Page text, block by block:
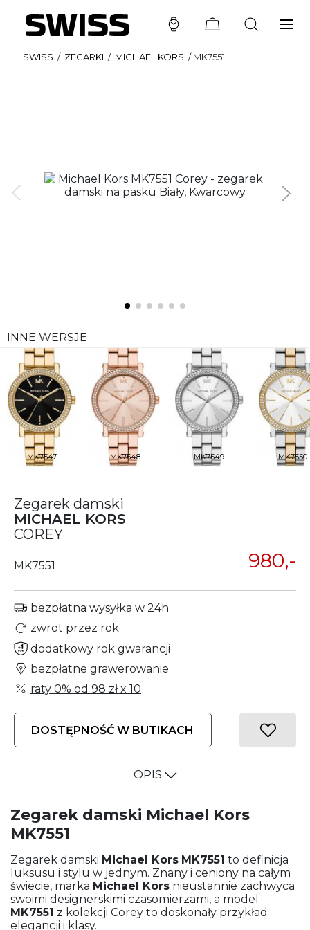
SWISS / ZEGARKI / MICHAEL KORS /MK7551
INNE WERSJE
MK7547 MK7548 MK7549 MK7550
Zegarek damski
MICHAEL KORS
COREY
MK7551 980,-
bezpłatna wysyłka w 24h
zwrot przez rok
dodatkowy rok gwarancji
bezpłatne grawerowanie
raty 0% od 98 złx 10
DOSTĘPNOŚĆ W BUTIKACH
OPIS
Zegarek damski Michael Kors
MK7551
Zegarek damski Michael Kors MK7551 to definicja
luksusu i stylu w jednym. Znany i ceniony na całym
świecie, marka Michael Kors nieustannie zachwyca
swoimi designerskimi czasomierzami, a model
MK7551 z kolekcji Corey to doskonały przykład
elegancji i klasy.